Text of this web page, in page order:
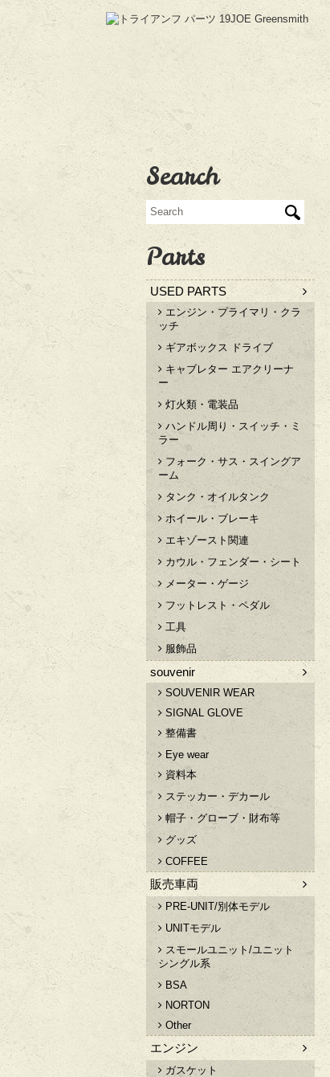
Search
Parts
USED PARTS
エンジン・プライマリ・クラ
ッチ
ギアボックス ドライブ
キャブレター エアクリーナ
ー
灯火類・電装品
ハンドル周り・スイッチ・ミ
ラー
フォーク・サス・スイングア
ーム
タンク・オイルタンク
ホイール・ブレーキ
エキゾースト関連
カウル・フェンダー・シート
メーター・ゲージ
フットレスト・ペダル
工具
服飾品
souvenir
SOUVENIR WEAR
SIGNAL GLOVE
整備書
Eye wear
資料本
ステッカー・デカール
帽子・グローブ・財布等
グッズ
COFFEE
販売車両
PRE-UNIT/別体モデル
UNITモデル
スモールユニット/ユニット
シングル系
BSA
NORTON
Other
エンジン
ガスケット